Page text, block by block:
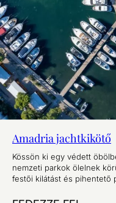
Amadria jachtkikötő
Kössön ki egy védett
nemzeti parkok ölelnek
festői kilátást és pihentető